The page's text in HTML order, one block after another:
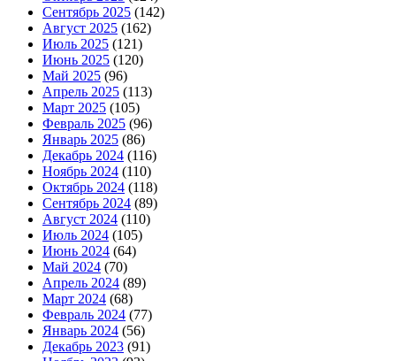
Сентябрь 2025 (142)
Август 2025 (162)
Июль 2025 (121)
Июнь 2025 (120)
Май 2025 (96)
Апрель 2025 (113)
Март 2025 (105)
Февраль 2025 (96)
Январь 2025 (86)
Декабрь 2024 (116)
Ноябрь 2024 (110)
Октябрь 2024 (118)
Сентябрь 2024 (89)
Август 2024 (110)
Июль 2024 (105)
Июнь 2024 (64)
Май 2024 (70)
Апрель 2024 (89)
Март 2024 (68)
Февраль 2024 (77)
Январь 2024 (56)
Декабрь 2023 (91)